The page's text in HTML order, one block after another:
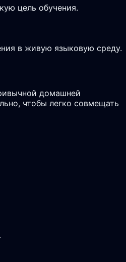
цель обучения.
в живую языковую среду.
домашней
чтобы легко совмещать